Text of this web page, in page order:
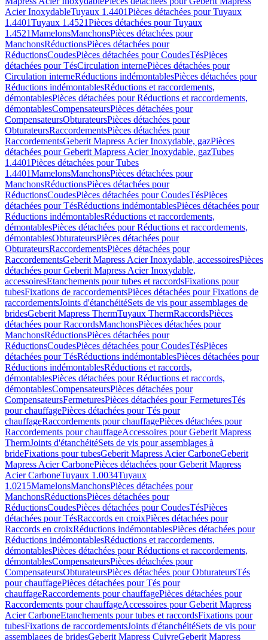
Acier InoxydableTuyaux 1.4401Pièces détachées pour Tuyaux
1.4401Tuyaux 1.4521Pièces détachées pour Tuyaux
1.4521MamelonsManchonsPièces détachées pour
ManchonsRéductionsPièces détachées pour
RéductionsCoudesPièces détachées pour CoudesTésPièces
détachées pour TésCirculation internePièces détachées pour
Circulation interneRéductions indémontablesPièces détachées pour
Réductions indémontablesRéductions et raccordements,
démontablesPièces détachées pour Réductions et raccordements,
démontablesCompensateursPièces détachées pour
CompensateursObturateursPièces détachées pour
ObturateursRaccordementsPièces détachées pour
RaccordementsGeberit Mapress Acier Inoxydable, gazPièces
détachées pour Geberit Mapress Acier Inoxydable, gazTubes
1.4401Pièces détachées pour Tubes
1.4401MamelonsManchonsPièces détachées pour
ManchonsRéductionsPièces détachées pour
RéductionsCoudesPièces détachées pour CoudesTésPièces
détachées pour TésRéductions indémontablesPièces détachées pour
Réductions indémontablesRéductions et raccordements,
démontablesPièces détachées pour Réductions et raccordements,
démontablesObturateursPièces détachées pour
ObturateursRaccordementsPièces détachées pour
RaccordementsGeberit Mapress Acier Inoxydable, accessoiresPièces
détachées pour Geberit Mapress Acier Inoxydable,
accessoiresEtanchements pour tubes et raccordsFixations pour
tubesFixations de raccordementsPièces détachées pour Fixations de
raccordementsJoints d'étanchéitéSets de vis pour assemblages de
bridesGeberit Mapress ThermTuyaux ThermRaccordsPièces
détachées pour RaccordsManchonsPièces détachées pour
ManchonsRéductionsPièces détachées pour
RéductionsCoudesPièces détachées pour CoudesTésPièces
détachées pour TésRéductions indémontablesPièces détachées pour
Réductions indémontablesRéductions et raccords,
démontablesPièces détachées pour Réductions et raccords,
démontablesCompensateursPièces détachées pour
CompensateursFermeturesPièces détachées pour FermeturesTés
pour chauffagePièces détachées pour Tés pour
chauffageRaccordements pour chauffagePièces détachées pour
Raccordements pour chauffageAccessoires pour Geberit Mapress
ThermJoints d'étanchéitéSets de vis pour assemblages à
brideFixations pour tubesGeberit Mapress Acier CarboneGeberit
Mapress Acier CarbonePièces détachées pour Geberit Mapress
Acier CarboneTuyaux 1.0034Tuyaux
1.0215MamelonsManchonsPièces détachées pour
ManchonsRéductionsPièces détachées pour
RéductionsCoudesPièces détachées pour CoudesTésPièces
détachées pour TésRaccords en croixPièces détachées pour
Raccords en croixRéductions indémontablesPièces détachées pour
Réductions indémontablesRéductions et raccordements,
démontablesPièces détachées pour Réductions et raccordements,
démontablesCompensateursPièces détachées pour
CompensateursObturateursPièces détachées pour ObturateursTés
pour chauffagePièces détachées pour Tés pour
chauffageRaccordements pour chauffagePièces détachées pour
Raccordements pour chauffageAccessoires pour Geberit Mapress
Acier CarboneEtanchements pour tubes et raccordsFixations pour
tubesFixations de raccordementsJoints d'étanchéitéSets de vis pour
assemblages de bridesGeberit Mapress CuivreGeberit Mapress